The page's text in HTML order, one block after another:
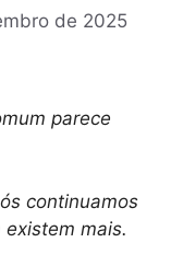
de 2025
parece
continuamos
mais.